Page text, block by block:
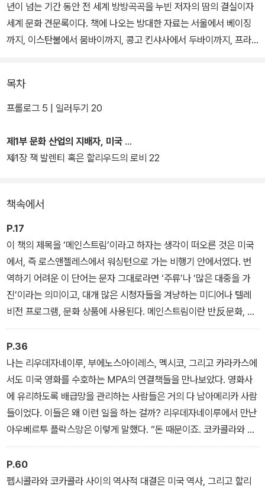
년이 넘는 기간 동안 전 세계 방방곡곡을 누빈 저자의 땀의 결실이자
세계 문화 견문록이다. 책에 나오는 방대한 자료는 서울에서 베이징
까지, 이스탄불에서 뭄바이까지, 콩고 킨샤사에서 두바이까지, 프라
전례를 찾아보기 힘든 이러한 작업을 수행한 저자 프레데릭 마르텔은
가 전 세계 곳곳에 파고들 수 있었던 이유를 낱낱이 추적하고, 세계의
다종다양한 문화가 미국 문화에 어떻게 저항하고 경쟁하고 있는지 탐
목차
프롤로그 5 | 일러두기 20
제1부 문화 산업의 지배자, 미국
제1장 잭 발렌티 혹은 할리우드의 로비 22
책속에서
P.17
이 책의 제목을 ‘메인스트림’이라고 하자는 생각이 떠오른 것은 미국
에서, 즉 로스앤젤레스에서 워싱턴으로 가는 비행기 안에서였다. 번
역하기 어려운 이 단어는 문자 그대로라면 ‘주류’나 ‘많은 대중을 가
진’이라는 의미이고, 대개 많은 시청자들을 겨냥하는 미디어나 텔레
비전 프로그램, 문화 상품에 사용된다. 메인스트림이란 반反문화, 하
위문화, 니치 문화의 이면이다. 많은 경우 그것은 예술에 반대된다. 넓
은 의미에서 이 단어는 모든 사람을 매혹시키고자 하는 생각이나 운
동, 혹은 (주류에 속하려는) 정치적 입장과도 연관된다. [……] ‘모든
사람의 문화’라는 의미에서 ‘메인스트림 문화’라는 표현은 엘리트주
의적이지 않은 문화라는 긍정적인 의미와 상업적이고 규격화되어 있
으며 단일화된 ‘시장 문화’라는 부정적인 의미를 함께 내포하고 있는
것일 수 있다. (프롤로그, p. 17)
P.36
나는 리우데자네이루, 부에노스아이레스, 멕시코, 그리고 카라카스에
서도 미국 영화를 수호하는 MPA의 연결책들을 만나보았다. 영화사
에 유리하도록 배급망을 관리하는 사람들은 거의 다 남아메리카 사람
들이었다. 이들은 왜 이런 일을 하는 걸까? 리우데자네이루에서 만난
아우베르투 플락스망은 이렇게 말했다. “돈 때문이죠. 코카콜라와 다
를 게 거의 없어요. 당신도 다녀봐서 알겠지만 아시아나 아프리카의
작은 마을에서도 시원한 콜라병을 볼 수 있잖아요? 지역별 영화 배급
자들은 대부분 미국인이 아니에요. 여기서 브라질 사람들이 미국 영
P.60
펩시콜라와 코카콜라 사이의 역사적 대결은 미국 역사, 그리고 할리